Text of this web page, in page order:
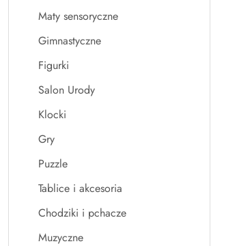
Maty sensoryczne
Gimnastyczne
Figurki
Salon Urody
Klocki
Gry
Puzzle
Tablice i akcesoria
Chodziki i pchacze
Muzyczne